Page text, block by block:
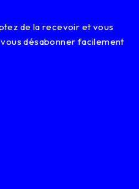
de la recevoir et vous
désabonner facilement